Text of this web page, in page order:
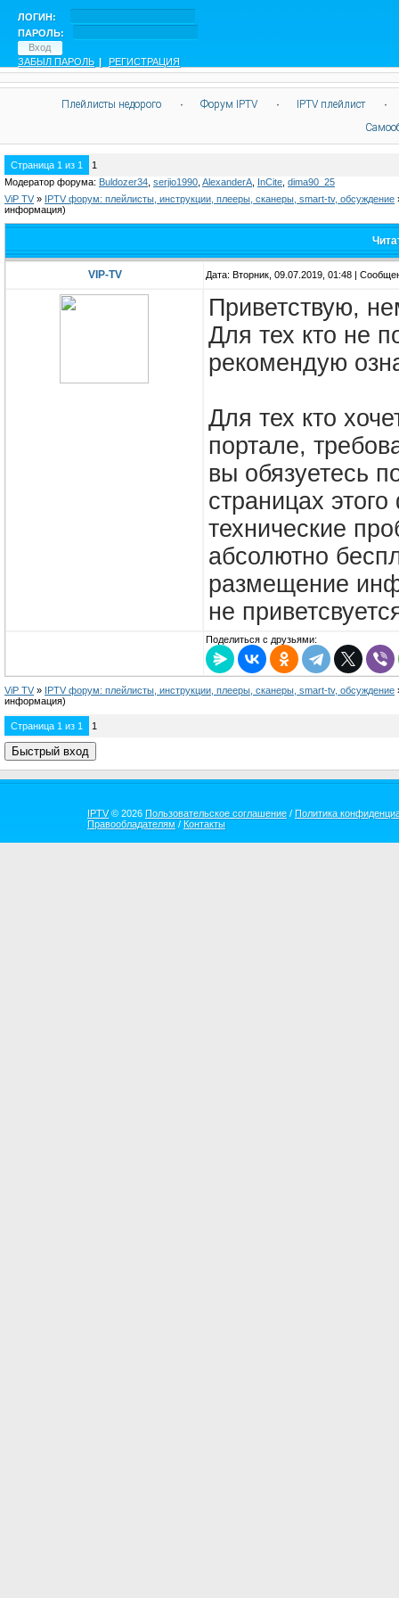
ЛОГИН:
ПАРОЛЬ:
ЗАБЫЛ ПАРОЛЬ | РЕГИСТРАЦИЯ
Плейлисты недорого · Форум IPTV · IPTV плейлист
·
Страница 1 из 1
1
Модератор форума: Buldozer34 serjio1990 AlexanderA InCite dima90_25
ViP TV » IPTV форум: плейлисты, инструкции, плееры, сканеры, smart-tv, обсуждение
информация)
VIP-TV Дата: Вторник, 09.07.2019, 01:48 |
Приветствую,
Для тех кто не
рекомендую
Для тех кто
портале,
вы обязуетесь
страницах
технические
абсолютно
размещение
не
Поделиться с друзьями:
ViP TV » IPTV форум: плейлисты, инструкции, плееры, сканеры, smart-tv, обсуждение
информация)
Страница 1 из 1 1
IPTV© 2026 Пользовательское соглашение / Политика
Правообладателям / Контакты